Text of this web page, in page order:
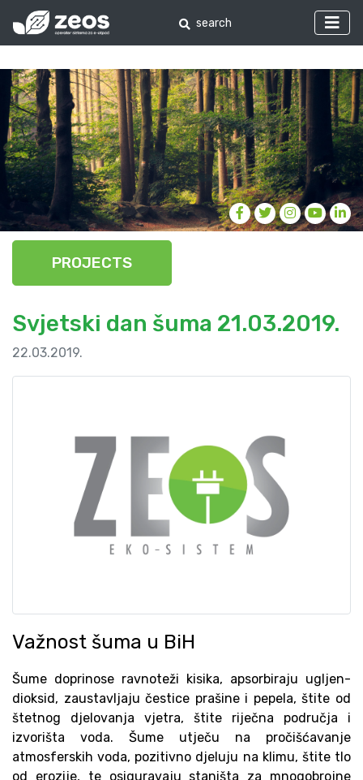
PROJECTS
Svjetski dan šuma 21.03.2019.
22.03.2019.
Važnost šuma u BiH
Šume doprinose ravnoteži kisika, apsorbiraju ugljen-
dioksid, zaustavljaju čestice prašine i pepela, štite od
štetnog djelovanja vjetra, štite riječna područja i
izvorišta voda. Šume utječu na pročišćavanje
atmosferskih voda, pozitivno djeluju na klimu, štite tlo
od erozije, te osiguravaju staništa za mnogobrojne